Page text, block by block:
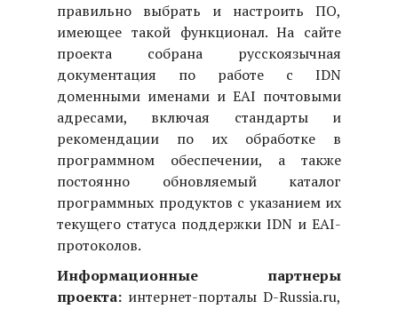
правильно выбрать и настроить ПО,
имеющее такой функционал. На сайте
проекта собрана русскоязычная
документация по работе с IDN
доменными именами и EAI почтовыми
адресами, включая стандарты и
рекомендации по их обработке в
программном обеспечении, а также
постоянно обновляемый каталог
программных продуктов с указанием их
текущего статуса поддержки IDN и EAI-
протоколов.
Информационные партнеры
проекта: интернет-порталы D-Russia.ru,